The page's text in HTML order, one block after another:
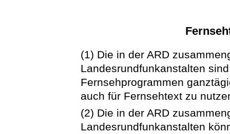
(1) Die in der ARD
Landesrundfunkanstalten
Fernsehprogrammen
auch für Fernsehtext zu
(2) Die in der ARD
Landesrundfunkanstalten